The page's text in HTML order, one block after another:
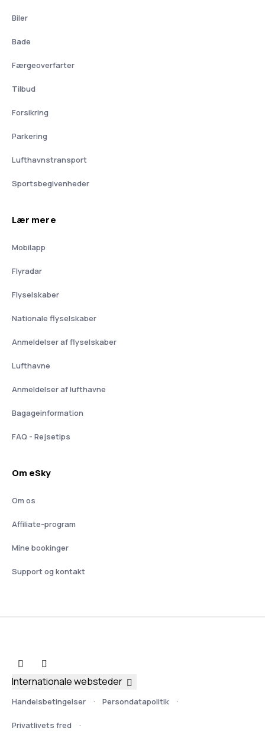
Biler
Bade
Færgeoverfarter
Tilbud
Forsikring
Parkering
Lufthavnstransport
Sportsbegivenheder
Lær mere
Mobilapp
Flyradar
Flyselskaber
Nationale flyselskaber
Anmeldelser af flyselskaber
Lufthavne
Anmeldelser af lufthavne
Bagageinformation
FAQ - Rejsetips
Om eSky
Om os
Affiliate-program
Mine bookinger
Support og kontakt
Handelsbetingelser Persondatapolitik
Privatlivets fred
Internationale websteder